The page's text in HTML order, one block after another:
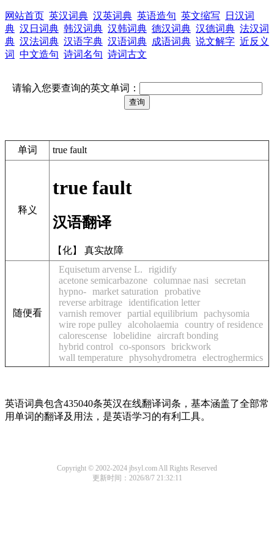
网站首页 英汉词典 汉英词典 英语造句 英文缩写
日汉词
典 汉日词典 韩汉词典 汉韩词典 德汉词典 汉德词典 法汉词
典 汉法词典 汉语字典 汉语词典 成语词典 说文解字 近反义
词 中文造句 诗词名句 诗词古文
请输入您要查询的英文单词：
单词 true fault
释义
true fault
汉语翻译
【化】 真实故障
随便看
Equisetum arvense L.
rigidify
acetone semicarbazone columnae nasi
secretan
hypno- market saturation
probative
reverse arbitrage
identification letter
varnish remover partial equilibrium
pachysomia
wire rope pulley alcoholaemia
country of residence
calorescense lobelidine aircraft bonding
hybrid control
co-sponsors brickwork
wall temperature physohydrometra electroghermics
英语词典包含435040条英汉在线翻译词条，基本涵盖了全部常
用单词的翻译及用法，是英语学习的有利工具。
Copyright © 2002-2024 jbsyl.com All Rights Reserved
更新时间：2026/8/7 21:32:11